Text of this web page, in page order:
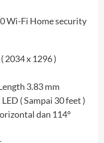
Wi-Fi Home security
2034 x 1296 )
3.83 mm
( Sampai 30 feet )
dan 114°